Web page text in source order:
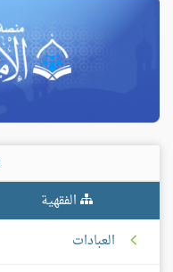
الفقهية
العبادات